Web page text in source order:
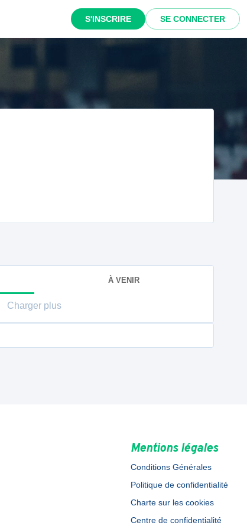
S'INSCRIRE SE CONNECTER
À VENIR
Charger plus
Mentions légales
Conditions Générales
Politique de confidentialité
Charte sur les cookies
Centre de confidentialité